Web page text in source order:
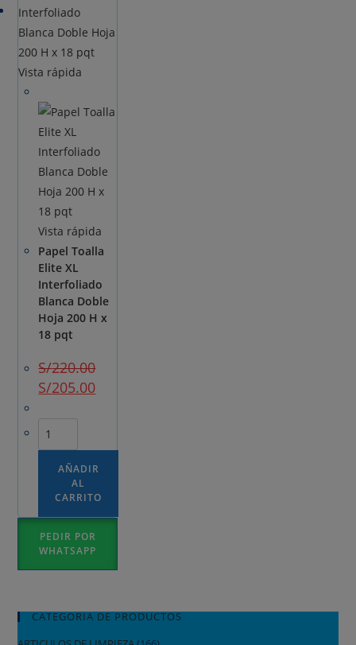
Vista rápida
Vista rápida
Papel Toalla
Elite XL
Interfoliado
Blanca Doble
Hoja 200 H x
18 pqt
S/220.00
El
precio
S/220.00.
S/205.00El
precio
Papel
Toalla
Elite
Doble
Hoja
AÑADIR
AL
CARRITO
PEDIR POR
WHATSAPP
CATEGORIA DE PRODUCTOS